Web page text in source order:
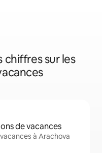
chiffres sur les
de vacances
à Arachova